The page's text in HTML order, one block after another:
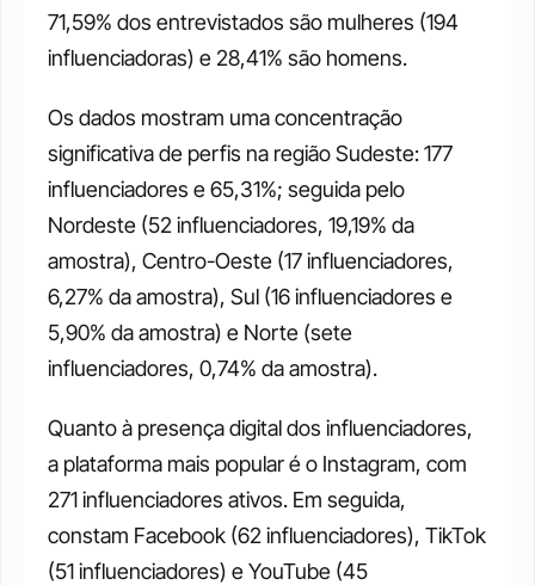
71,59% dos entrevistados são mulheres (194
influenciadoras) e 28,41% são homens.
Os dados mostram uma concentração
significativa de perfis na região Sudeste: 177
influenciadores e 65,31%; seguida pelo
Nordeste (52 influenciadores, 19,19% da
amostra), Centro-Oeste (17 influenciadores,
6,27% da amostra), Sul (16 influenciadores e
5,90% da amostra) e Norte (sete
influenciadores, 0,74% da amostra).
Quanto à presença digital dos influenciadores,
a plataforma mais popular é o Instagram, com
271 influenciadores ativos. Em seguida,
constam Facebook (62 influenciadores), TikTok
(51 influenciadores) e YouTube (45